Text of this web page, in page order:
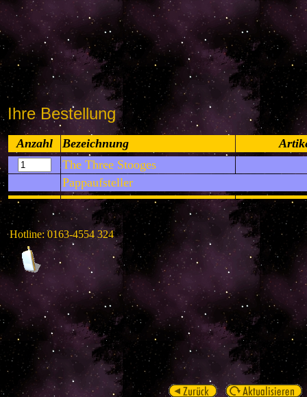
Ihre Bestellung
Anzahl Bezeichnung
The Three Stooges
Pappaufsteller
Hotline: 0163-4554 324